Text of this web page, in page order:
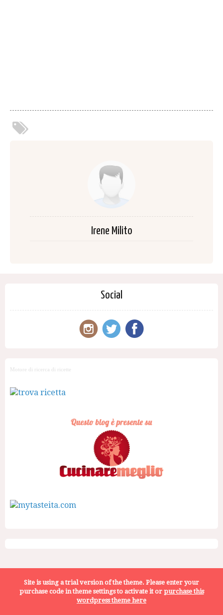
Irene Milito
Social
Motore di ricerca di ricette
Home Cerca ricette Diete
Chiedimi un consiglio
Site is using a trial version of the theme. Please enter your
purchase code in theme settings to activate it or purchase this
wordpress theme here